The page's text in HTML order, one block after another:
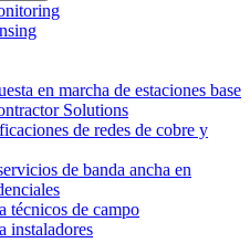
en marcha de estaciones base
Solutions
de redes de cobre y
de banda ancha en
técnicos de campo
instaladores